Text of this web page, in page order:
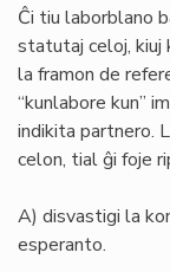
Ĉi tiu laborblano
statutaj celoj, kiuj
la framon de
“kunlabore kun”
indikita partnero.
celon, tial ĝi foje
A) disvastigi la
esperanto.